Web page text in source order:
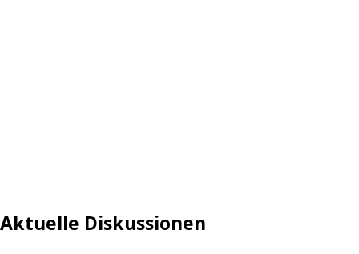
Aktuelle Diskussionen